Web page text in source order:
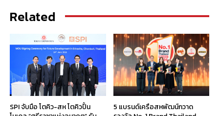
Related
SPI จับมือ โตคิว-สห โตคิวปั้น
5 แบรนด์เครือสหพัฒน์กวาด